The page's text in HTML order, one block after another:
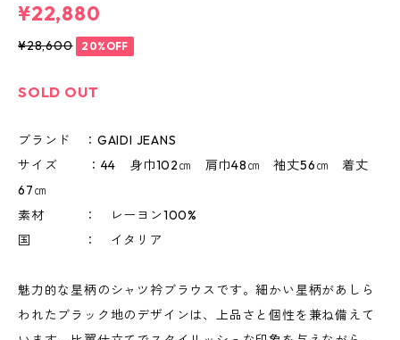
¥22,880
¥28,600 20%OFF
SOLD OUT
ブランド ：GAIDI JEANS
サイズ ：44 身巾102㎝ 肩巾48㎝ 袖丈56㎝ 着丈
67㎝
素材 ： レーヨン100%
国 ： イタリア
魅力的な星柄のシャツ衿ブラウスです。細かい星柄があしら
われたブラック地のデザインは、上品さと個性を兼ね備えて